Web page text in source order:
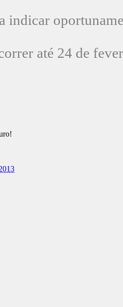
indicar
até 24 de